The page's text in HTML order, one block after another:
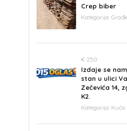
Crep biber
Kategorija:
€ 250
Izdaje se
stan u ulici
Zečevića 14,
K2.
Kategorija: Kuća